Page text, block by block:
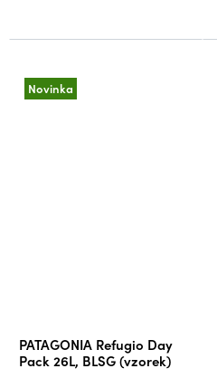
Novinka
PATAGONIA Refugio Day
Pack 26L, BLSG (vzorek)